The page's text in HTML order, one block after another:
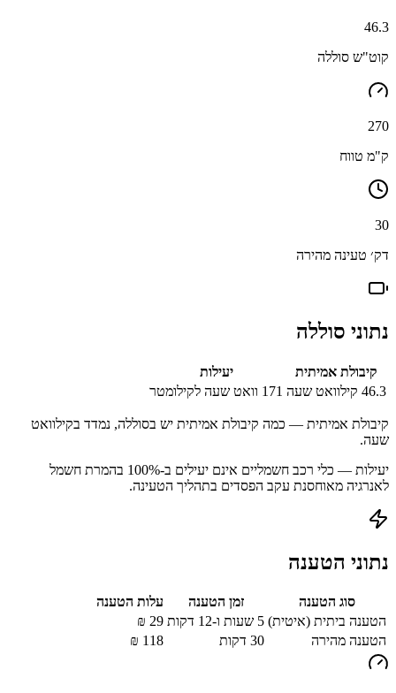
46.3
קוט"ש סוללה
270
ק"מ טווח
30
דק׳ טעינה מהירה
נתוני סוללה
קיבולת אמיתית
יעילות
46.3 קילוואט שעה 171 וואט שעה לקילומטר
קיבולת אמיתית — כמה קיבולת אמיתית יש בסוללה, נמדד בקילוואט
שעה.
יעילות — כלי רכב חשמליים אינם יעילים ב-100% בהמרת חשמל
לאנרגיה מאוחסנת עקב הפסדים בתהליך הטעינה.
נתוני הטענה
סוג הטענה זמן הטענה
עלות הטענה
הטענה ביתית (איטית) 5 שעות ו-12 דקות 29
₪
הטענה מהירה
30 דקות 118
₪